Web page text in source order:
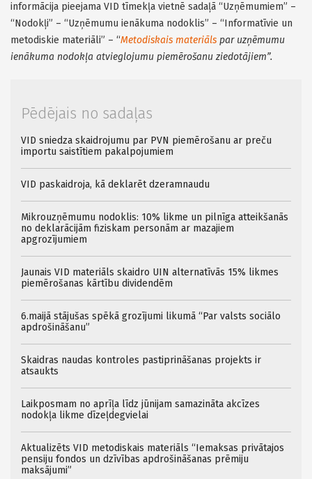
informācija pieejama VID tīmekļa vietnē sadaļā “Uzņēmumiem” –
“Nodokļi” – “Uzņēmumu ienākuma nodoklis” – “Informatīvie un
metodiskie materiāli” – “Metodiskais materiāls par uzņēmumu
ienākuma nodokļa atvieglojumu piemērošanu ziedotājiem”.
Pēdējais no sadaļas
VID sniedza skaidrojumu par PVN piemērošanu ar preču
importu saistītiem pakalpojumiem
VID paskaidroja, kā deklarēt dzeramnaudu
Mikrouzņēmumu nodoklis: 10% likme un pilnīga atteikšanās
no deklarācijām fiziskam personām ar mazajiem
apgrozījumiem
Jaunais VID materiāls skaidro UIN alternatīvās 15% likmes
piemērošanas kārtību dividendēm
6.maijā stājušas spēkā grozījumi likumā “Par valsts sociālo
apdrošināšanu”
Skaidras naudas kontroles pastiprināšanas projekts ir
atsaukts
Laikposmam no aprīļa līdz jūnijam samazināta akcīzes
nodokļa likme dīzeļdegvielai
Aktualizēts VID metodiskais materiāls “Iemaksas privātajos
pensiju fondos un dzīvības apdrošināšanas prēmiju
maksājumi”